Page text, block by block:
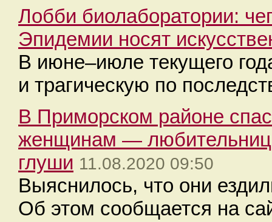
Лобби биолаборатории:
Эпидемии носят
В июне–июле текущего
и трагическую по
В Приморском районе
женщинам —
глуши 11.08.2020 09:50
Выяснилось, что они
Об этом сообщается на